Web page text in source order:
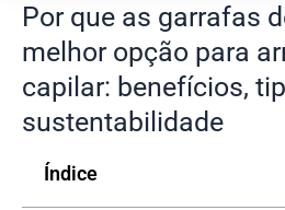
Por que as garrafas
melhor opção para
capilar: benefícios,
sustentabilidade
Índice